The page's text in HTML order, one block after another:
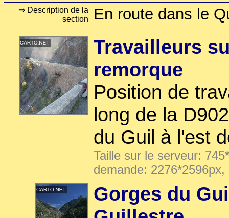
⇒ Description de la
section
En route dans le
Travailleurs
remorque
Position de
long de la
du Guil à l'est
Taille sur le serveur:
demande:
Gorges du